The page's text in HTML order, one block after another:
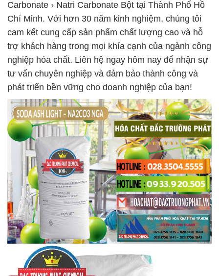
Carbonate › Natri Carbonate Bột tại Thành Phố Hồ
Chí Minh. Với hơn 30 năm kinh nghiệm, chúng tôi
cam kết cung cấp sản phẩm chất lượng cao và hỗ
trợ khách hàng trong mọi khía cạnh của ngành công
nghiệp hóa chất. Liên hệ ngay hôm nay để nhận sự
tư vấn chuyên nghiệp và đảm bảo thành công và
phát triển bền vững cho doanh nghiệp của bạn!